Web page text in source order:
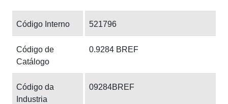
Código Interno 521796
Código de
Catálogo
0.9284 BREF
Código da
Industria
09284BREF